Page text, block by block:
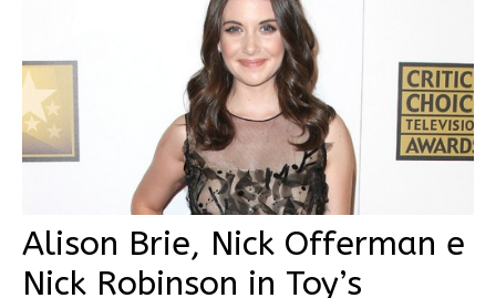
Alison Brie, Nick Offerman e
Nick Robinson in Toy’s